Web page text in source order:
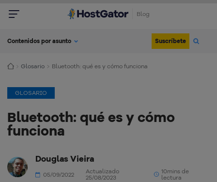
Blog
Contenidos por asunto Suscríbete
Glosario Bluetooth: qué es y cómo funciona
GLOSARIO
Bluetooth: qué es y cómo
funciona
Douglas Vieira
05/09/2022
Actualizado
25/08/2023
10mins de
lectura